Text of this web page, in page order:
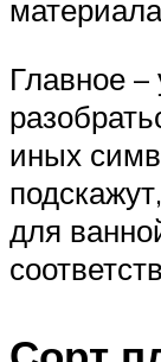
Главное
иных
для